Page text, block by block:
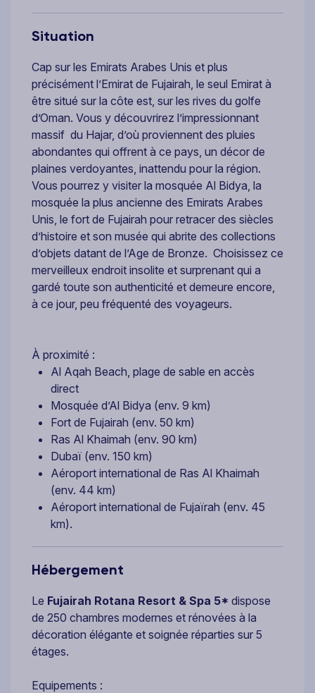
Situation
Cap sur les Emirats Arabes Unis et plus
précisément l’Emirat de Fujairah, le seul Emirat à
être situé sur la côte est, sur les rives du golfe
d’Oman. Vous y découvrirez l’impressionnant
massif du Hajar, d’où proviennent des pluies
abondantes qui offrent à ce pays, un décor de
plaines verdoyantes, inattendu pour la région.
Vous pourrez y visiter la mosquée Al Bidya, la
mosquée la plus ancienne des Emirats Arabes
Unis, le fort de Fujairah pour retracer des siècles
d’histoire et son musée qui abrite des collections
d’objets datant de l’Age de Bronze. Choisissez ce
merveilleux endroit insolite et surprenant qui a
gardé toute son authenticité et demeure encore,
à ce jour, peu fréquenté des voyageurs.
À proximité :
Al Aqah Beach, plage de sable en accès
direct
Mosquée d’Al Bidya (env. 9 km)
Fort de Fujairah (env. 50 km)
Ras Al Khaimah (env. 90 km)
Dubaï (env. 150 km)
Aéroport international de Ras Al Khaimah
(env. 44 km)
Aéroport international de Fujaïrah (env. 45
km).
Hébergement
Le Fujairah Rotana Resort & Spa 5* dispose
de 250 chambres modernes et rénovées à la
décoration élégante et soignée réparties sur 5
étages.
Equipements :